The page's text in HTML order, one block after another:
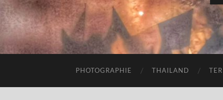
PHOTOGRAPHIE THAILAND